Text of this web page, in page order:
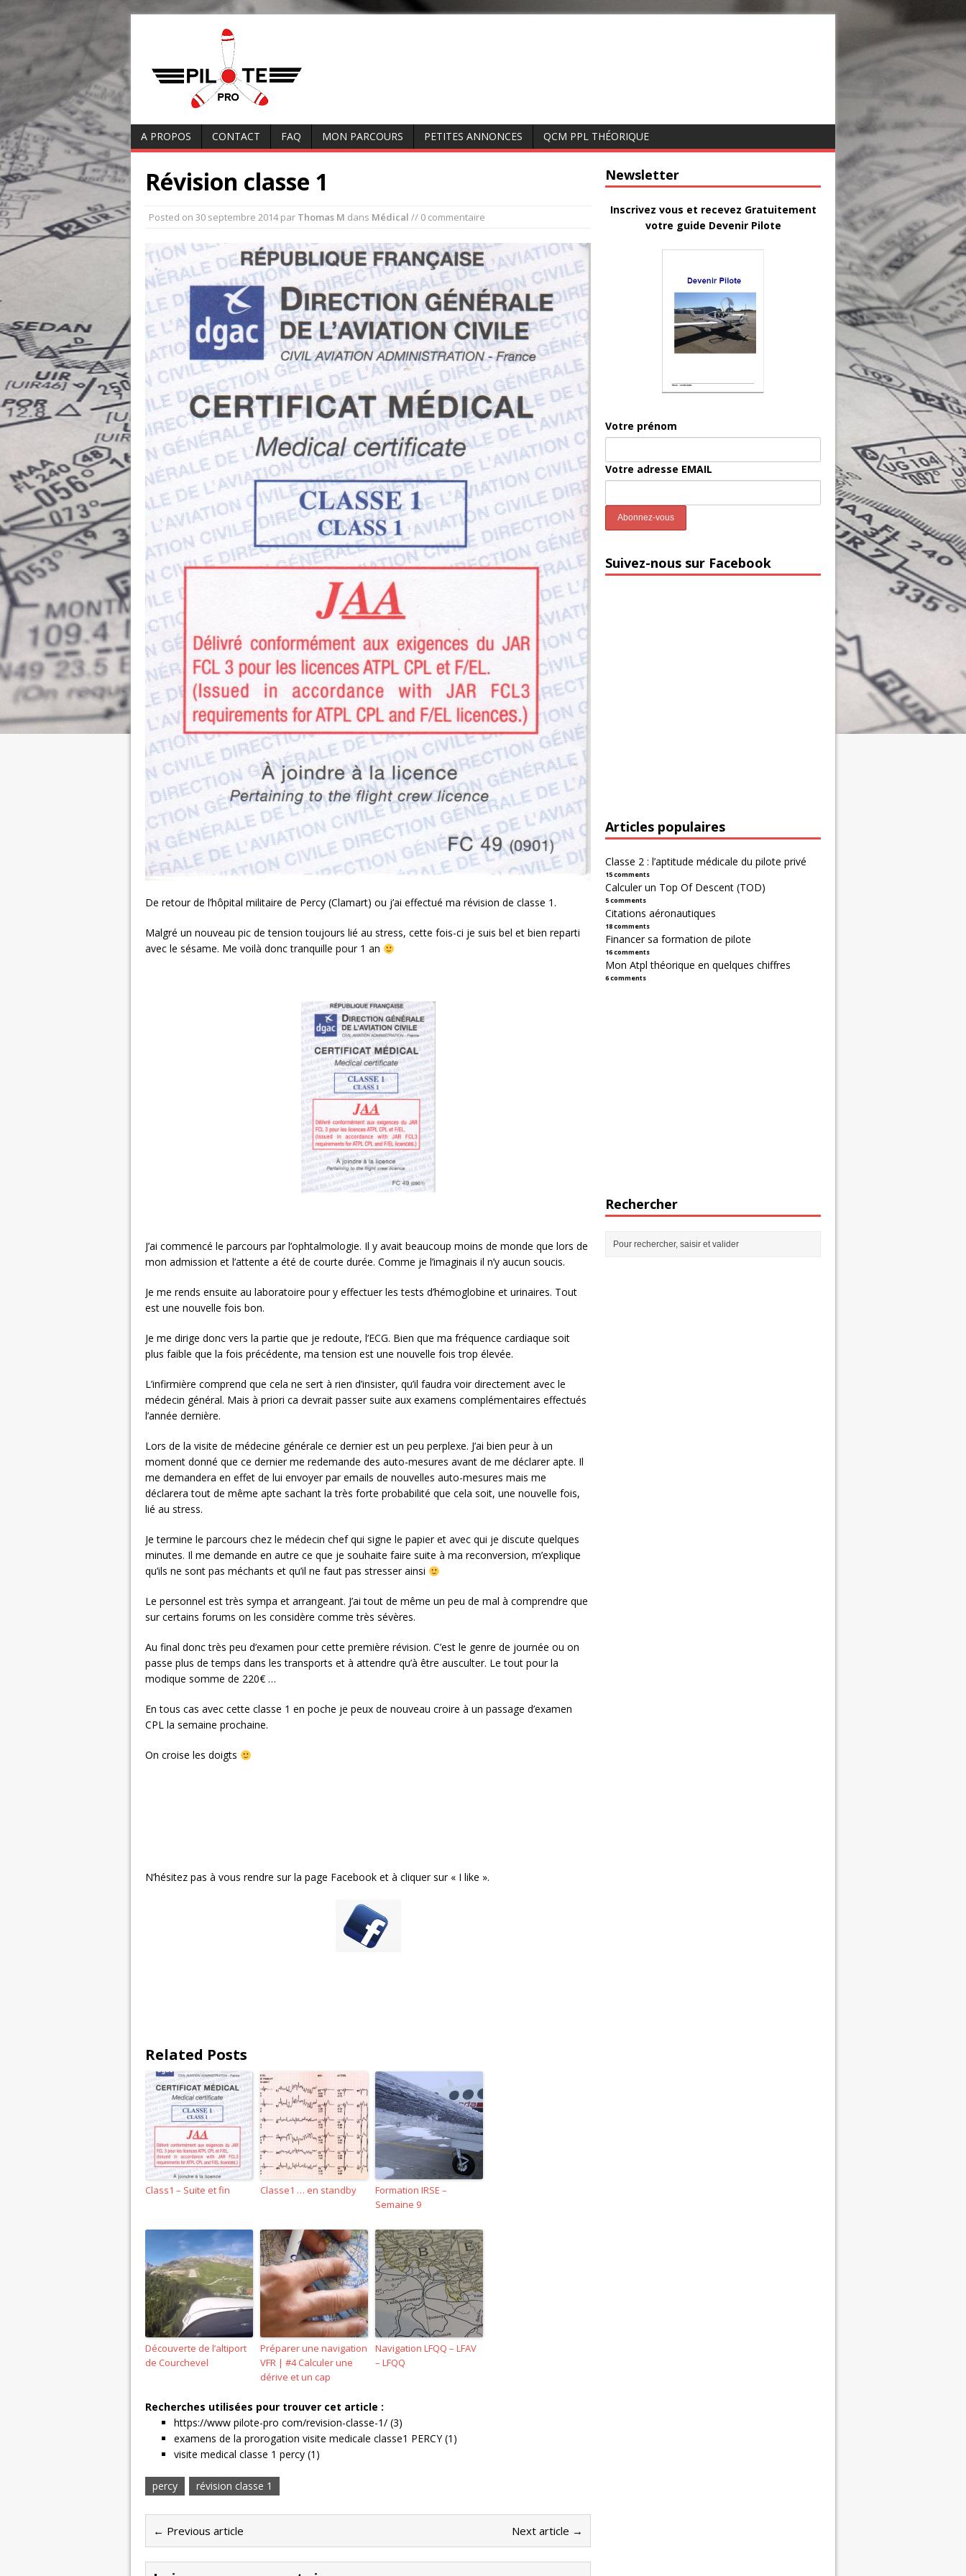
A PROPOS CONTACT FAQ MON PARCOURS PETITES ANNONCES QCM PPL THÉORIQUE
Révision classe 1
Posted on 30 septembre 2014par Thomas M dans Médical // 0 commentaire
De retour de l’hôpital militaire de Percy (Clamart) ou j’ai effectué ma révision de classe 1.
Malgré un nouveau pic de tension toujours lié au stress, cette fois-ci je suis bel et bien reparti
avec le sésame. Me voilà donc tranquille pour 1 an
J’ai commencé le parcours par l’ophtalmologie. Il y avait beaucoup moins de monde que lors de
mon admission et l’attente a été de courte durée. Comme je l’imaginais il n’y aucun soucis.
Je me rends ensuite au laboratoire pour y effectuer les tests d’hémoglobine et urinaires. Tout
est une nouvelle fois bon.
Je me dirige donc vers la partie que je redoute, l’ECG. Bien que ma fréquence cardiaque soit
plus faible que la fois précédente, ma tension est une nouvelle fois trop élevée.
L’infirmière comprend que cela ne sert à rien d’insister, qu’il faudra voir directement avec le
médecin général. Mais à priori ca devrait passer suite aux examens complémentaires effectués
l’année dernière.
Lors de la visite de médecine générale ce dernier est un peu perplexe. J’ai bien peur à un
moment donné que ce dernier me redemande des auto-mesures avant de me déclarer apte. Il
me demandera en effet de lui envoyer par emails de nouvelles auto-mesures mais me
déclarera tout de même apte sachant la très forte probabilité que cela soit, une nouvelle fois,
lié au stress.
Je termine le parcours chez le médecin chef qui signe le papier et avec qui je discute quelques
minutes. Il me demande en autre ce que je souhaite faire suite à ma reconversion, m’explique
qu’ils ne sont pas méchants et qu’il ne faut pas stresser ainsi
Le personnel est très sympa et arrangeant. J’ai tout de même un peu de mal à comprendre que
sur certains forums on les considère comme très sévères.
Au final donc très peu d’examen pour cette première révision. C’est le genre de journée ou on
passe plus de temps dans les transports et à attendre qu’à être ausculter. Le tout pour la
modique somme de 220€ …
En tous cas avec cette classe 1 en poche je peux de nouveau croire à un passage d’examen
CPL la semaine prochaine.
On croise les doigts
N’hésitez pas à vous rendre sur la page Facebook et à cliquer sur « I like ».
Related Posts
Class1 – Suite et fin Classe1 … en standby
Formation IRSE –
Semaine 9
Découverte de l’altiport
de Courchevel
Préparer une navigation
VFR | #4 Calculer une
dérive et un cap
Navigation LFQQ – LFAV
– LFQQ
Recherches utilisées pour trouver cet article :
https://www pilote-pro com/revision-classe-1/ (3)
examens de la prorogation visite medicale classe1 PERCY (1)
visite medical classe 1 percy (1)
percy révision classe 1
← Previous article Next article →
Newsletter
Inscrivez vous et recevez Gratuitement
votre guide Devenir Pilote
Votre prénom
Votre adresse EMAIL
Suivez-nous sur Facebook
Articles populaires
Classe 2 : l’aptitude médicale du pilote privé
15 comments
Calculer un Top Of Descent (TOD)
5 comments
Citations aéronautiques
18 comments
Financer sa formation de pilote
16 comments
Mon Atpl théorique en quelques chiffres
6 comments
Rechercher